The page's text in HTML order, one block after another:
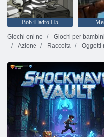
Bob il ladro H5
Giochi online
Giochi per bambini
Azione
Raccolta Oggetti